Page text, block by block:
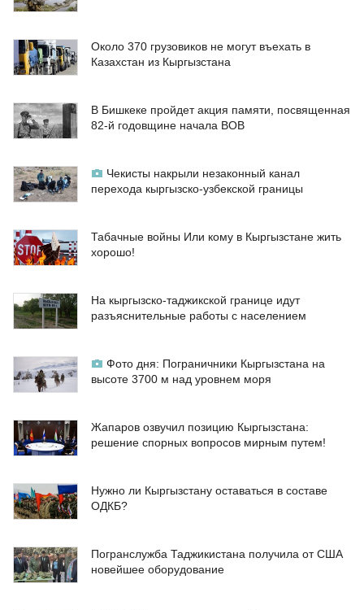
Около 370 грузовиков не могут въехать в
Казахстан из Кыргызстана
В Бишкеке пройдет акция памяти, посвященная
82-й годовщине начала ВОВ
Чекисты накрыли незаконный канал
перехода кыргызско-узбекской границы
Табачные войны Или кому в Кыргызстане жить
хорошо!
На кыргызско-таджикской границе идут
разъяснительные работы с населением
Фото дня: Пограничники Кыргызстана на
высоте 3700 м над уровнем моря
Жапаров озвучил позицию Кыргызстана:
решение спорных вопросов мирным путем!
Нужно ли Кыргызстану оставаться в составе
ОДКБ?
Погранслужба Таджикистана получила от США
новейшее оборудование